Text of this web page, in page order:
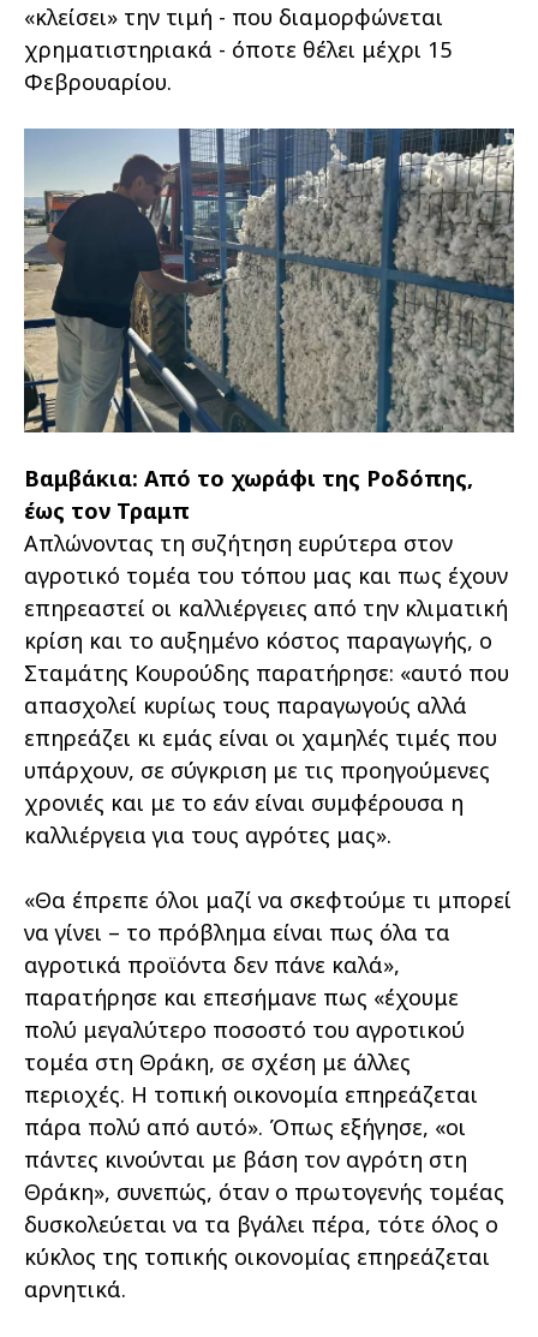
«κλείσει» την τιμή - που διαμορφώνεται
χρηματιστηριακά - όποτε θέλει μέχρι 15
Φεβρουαρίου.
Βαμβάκια: Από το χωράφι της Ροδόπης,
έως τον Τραμπ
Απλώνοντας τη συζήτηση ευρύτερα στον
αγροτικό τομέα του τόπου μας και πως έχουν
επηρεαστεί οι καλλιέργειες από την κλιματική
κρίση και το αυξημένο κόστος παραγωγής, ο
Σταμάτης Κουρούδης παρατήρησε: «αυτό που
απασχολεί κυρίως τους παραγωγούς αλλά
επηρεάζει κι εμάς είναι οι χαμηλές τιμές που
υπάρχουν, σε σύγκριση με τις προηγούμενες
χρονιές και με το εάν είναι συμφέρουσα η
καλλιέργεια για τους αγρότες μας».
«Θα έπρεπε όλοι μαζί να σκεφτούμε τι μπορεί
να γίνει – το πρόβλημα είναι πως όλα τα
αγροτικά προϊόντα δεν πάνε καλά»,
παρατήρησε και επεσήμανε πως «έχουμε
πολύ μεγαλύτερο ποσοστό του αγροτικού
τομέα στη Θράκη, σε σχέση με άλλες
περιοχές. Η τοπική οικονομία επηρεάζεται
πάρα πολύ από αυτό». Όπως εξήγησε, «οι
πάντες κινούνται με βάση τον αγρότη στη
Θράκη», συνεπώς, όταν ο πρωτογενής τομέας
δυσκολεύεται να τα βγάλει πέρα, τότε όλος ο
κύκλος της τοπικής οικονομίας επηρεάζεται
αρνητικά.